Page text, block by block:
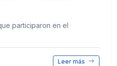
participaron en el
Leer más